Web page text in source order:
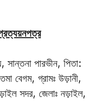
প্রত্যয়নপত্র
সান্তনা পারভীন, পিতা:
বেগম, গ্রামঃ উড়ানী,
সদর, জেলাঃ নড়াইল,